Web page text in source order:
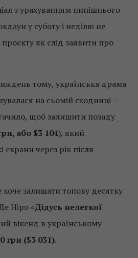
з урахуванням нинішнього
у суботу і неділю не
як слід заявити про
тому, українська драма
на сьомій сходинці –
щоб залишити позаду
або $3 104), який
екрани через рік після
хоче залишати топову десятку
Ніро «Дідусь нелегкої
вікенд в українському
грн ($3 031).